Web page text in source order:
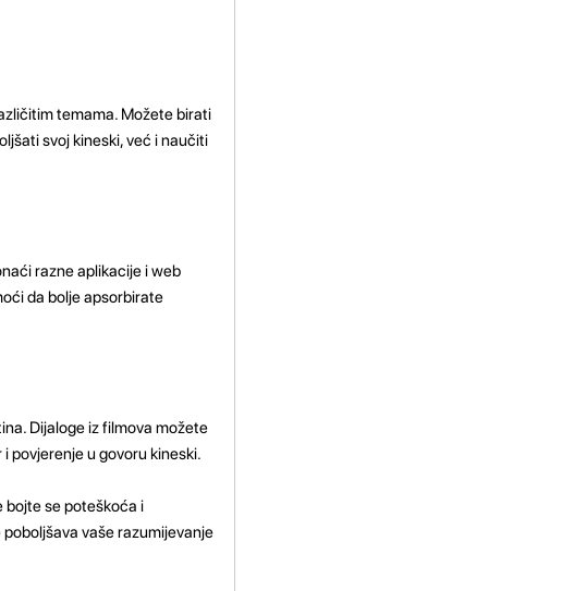
temama. Možete birati
svoj kineski, već i naučiti
razne aplikacije i web
da bolje apsorbirate
Dijaloge iz filmova možete
povjerenje u govoru kineski.
bojte se poteškoća i
vaše razumijevanje